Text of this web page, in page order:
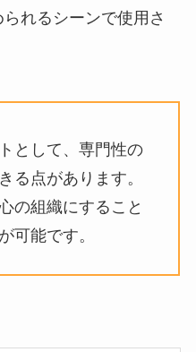
れるシーンで使用さ
として、専門性の
る点があります。
の組織にすること
可能です。